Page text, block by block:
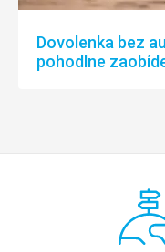
Dovolenka bez
pohodlne